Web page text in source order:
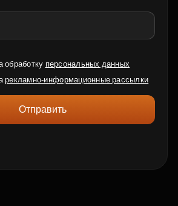
обработку персональных данных
рекламно-информационные рассылки
Отправить